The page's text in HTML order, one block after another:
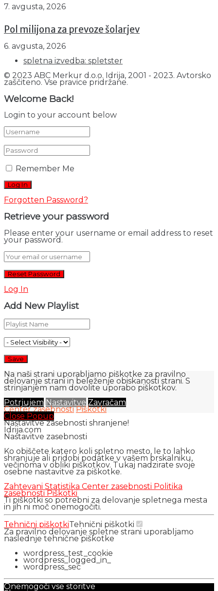
7. avgusta, 2026
Pol milijona za prevoze šolarjev
6. avgusta, 2026
spletna izvedba: spletster
© 2023 ABC Merkur d.o.o. Idrija, 2001 - 2023. Avtorsko
zaščiteno. Vse pravice pridržane.
Welcome Back!
Login to your account below
Remember Me
Forgotten Password?
Retrieve your password
Please enter your username or email address to reset
your password.
Log In
Add New Playlist
Na naši strani uporabljamo piškotke za pravilno
delovanje strani in beleženje obiskanosti strani. S
strinjanjem nam dovolite uporabo piškotkov.
Potrjujem Nastavitve Zavračam
Center zasebnosti Piškotki
Close Popup
Nastavitve zasebnosti shranjene!
Idrija.com
Nastavitve zasebnosti
Ko obiščete katero koli spletno mesto, le to lahko
shranjuje ali pridobi podatke v vašem brskalniku,
večinoma v obliki piškotkov. Tukaj nadzirate svoje
osebne nastavitve za piškotke.
Zahtevani Statistika Center zasebnosti Politika
zasebnosti Piškotki
Ti piškotki so potrebni za delovanje spletnega mesta
in jih ni moč onemogočiti.
Tehnični piškotkiTehnični piškotki
Za pravilno delovanje spletne strani uporabljamo
naslednje tehnične piškotke
wordpress_test_cookie
wordpress_logged_in_
wordpress_sec
Onemogoči vse storitve